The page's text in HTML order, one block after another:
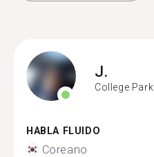
J.
College Park
HABLA FLUIDO
Coreano